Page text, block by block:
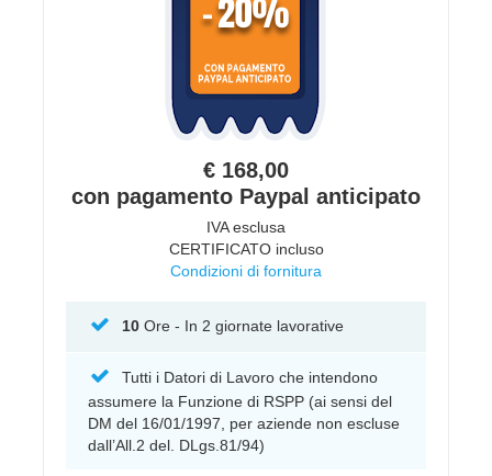
€ 168,00
con pagamento Paypal anticipato
IVA esclusa
CERTIFICATO incluso
Condizioni di fornitura
10 Ore - In 2 giornate lavorative
Tutti i Datori di Lavoro che intendono
assumere la Funzione di RSPP (ai sensi del
DM del 16/01/1997, per aziende non escluse
dall’All.2 del. DLgs.81/94)